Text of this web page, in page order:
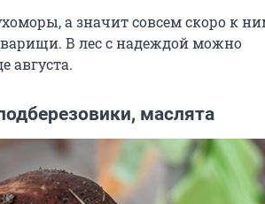
а значит совсем скоро к
В лес с надеждой можно
августа.
маслята